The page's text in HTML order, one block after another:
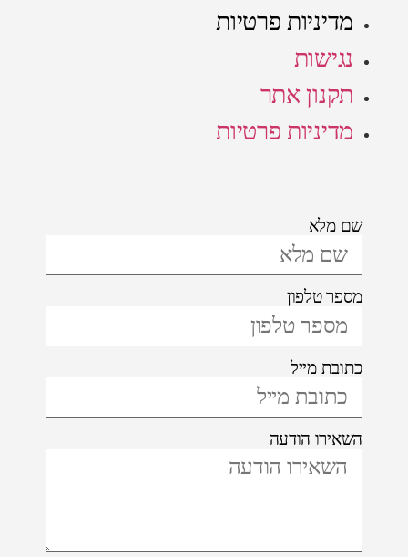
מדיניות פרטיות
נגישות
תקנון אתר
מדיניות פרטיות
שם מלא
מספר טלפון
כתובת מייל
השאירו הודעה